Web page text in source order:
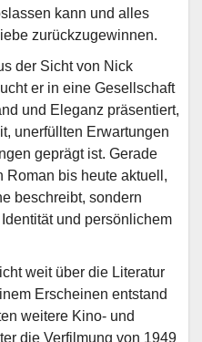
kann und alles
zurückzugewinnen.
der Sicht von Nick
er in eine Gesellschaft
und Eleganz präsentiert,
unerfüllten Erwartungen
geprägt ist. Gerade
Roman bis heute aktuell,
beschreibt, sondern
und persönlichem
weit über die Literatur
Erscheinen entstand
weitere Kino- und
die Verfilmung von 1949